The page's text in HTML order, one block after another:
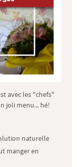
avec les "chefs"
joli menu... hé!
naturelle
manger en